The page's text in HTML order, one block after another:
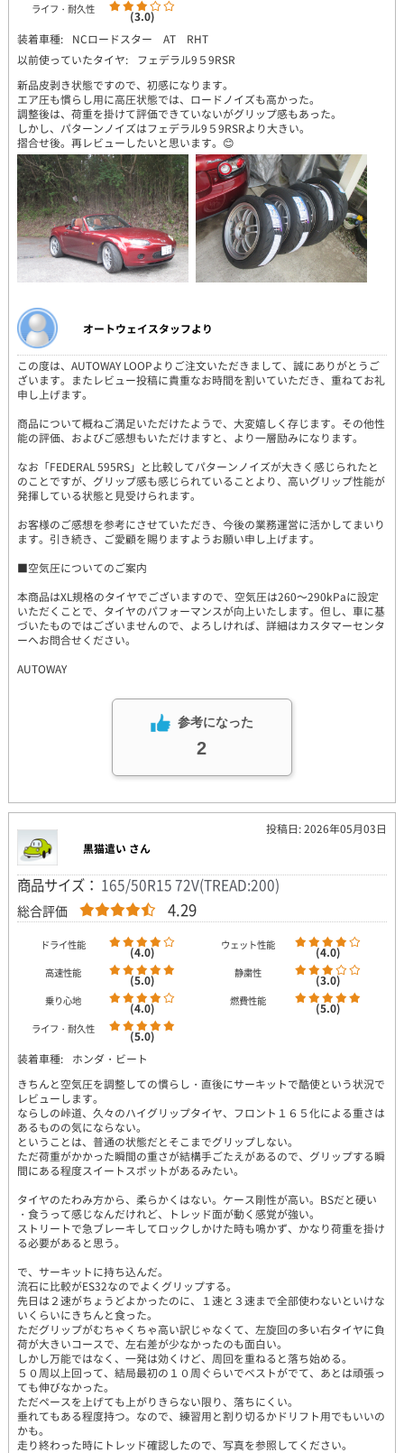
ライフ・耐久性
(3.0)
装着車種:
NCロードスター AT RHT
以前使っていたタイヤ:
フェデラル9５9RSR
新品皮剥き状態ですので、初感になります。
エア圧も慣らし用に高圧状態では、ロードノイズも高かった。
調整後は、荷重を掛けて評価できていないがグリップ感もあった。
しかし、パターンノイズはフェデラル9５9RSRより大きい。
摺合せ後。再レビューしたいと思います。😊
オートウェイスタッフより
この度は、AUTOWAY LOOPよりご注文いただきまして、誠にありがとうご
ざいます。またレビュー投稿に貴重なお時間を割いていただき、重ねてお礼
申し上げます。
商品について概ねご満足いただけたようで、大変嬉しく存じます。その他性
能の評価、およびご感想もいただけますと、より一層励みになります。
なお「FEDERAL 595RS」と比較してパターンノイズが大きく感じられたと
のことですが、グリップ感も感じられていることより、高いグリップ性能が
発揮している状態と見受けられます。
お客様のご感想を参考にさせていただき、今後の業務運営に活かしてまいり
ます。引き続き、ご愛顧を賜りますようお願い申し上げます。
■空気圧についてのご案内
本商品はXL規格のタイヤでございますので、空気圧は260～290kPaに設定
いただくことで、タイヤのパフォーマンスが向上いたします。但し、車に基
づいたものではございませんので、よろしければ、詳細はカスタマーセンタ
ーへお問合せください。
AUTOWAY
参考になった
2
投稿日: 2026年05月03日
黒猫遣い さん
商品サイズ： 165/50R15 72V(TREAD:200)
総合評価 4.29
ドライ性能 (4.0) ウェット性能 (4.0)
高速性能 (5.0) 静粛性 (3.0)
乗り心地 (4.0) 燃費性能 (5.0)
ライフ・耐久性
(5.0)
装着車種:
ホンダ・ビート
きちんと空気圧を調整しての慣らし・直後にサーキットで酷使という状況で
レビューします。
ならしの峠道、久々のハイグリップタイヤ、フロント１６５化による重さは
あるものの気にならない。
ということは、普通の状態だとそこまでグリップしない。
ただ荷重がかかった瞬間の重さが結構手ごたえがあるので、グリップする瞬
間にある程度スイートスポットがあるみたい。
タイヤのたわみ方から、柔らかくはない。ケース剛性が高い。BSだと硬い
・食うって感じなんだけれど、トレッド面が動く感覚が強い。
ストリートで急ブレーキしてロックしかけた時も鳴かず、かなり荷重を掛け
る必要があると思う。
で、サーキットに持ち込んだ。
流石に比較がES32なのでよくグリップする。
先日は２速がちょうどよかったのに、１速と３速まで全部使わないといけな
いくらいにきちんと食った。
ただグリップがむちゃくちゃ高い訳じゃなくて、左旋回の多い右タイヤに負
荷が大きいコースで、左右差が少なかったのも面白い。
しかし万能ではなく、一発は効くけど、周回を重ねると落ち始める。
５０周以上回って、結局最初の１０周ぐらいでベストがでて、あとは頑張っ
ても伸びなかった。
ただペースを上げても上がりきらない限り、落ちにくい。
垂れてもある程度持つ。なので、練習用と割り切るかドリフト用でもいいの
かも。
走り終わった時にトレッド確認したので、写真を参照してください。